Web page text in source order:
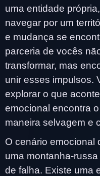
uma entidade
navegar por um
e mudança se
parceria de vocês
transformar, mas
unir esses impulsos.
explorar o que
emocional encontra
maneira selvagem e
O cenário emocional
uma montanha-
de falha. Existe uma